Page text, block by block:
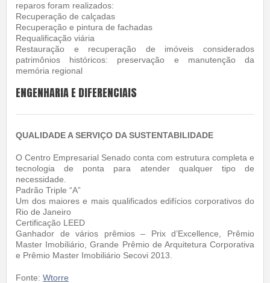
reparos foram realizados:
Recuperação de calçadas
Recuperação e pintura de fachadas
Requalificação viária
Restauração e recuperação de imóveis considerados
patrimônios históricos: preservação e manutenção da
memória regional
ENGENHARIA E DIFERENCIAIS
QUALIDADE A SERVIÇO DA SUSTENTABILIDADE
O Centro Empresarial Senado conta com estrutura completa e
tecnologia de ponta para atender qualquer tipo de
necessidade.
Padrão Triple “A”
Um dos maiores e mais qualificados edifícios corporativos do
Rio de Janeiro
Certificação LEED
Ganhador de vários prêmios – Prix d’Excellence, Prêmio
Master Imobiliário, Grande Prêmio de Arquitetura Corporativa
e Prêmio Master Imobiliário Secovi 2013.
Fonte: Wtorre